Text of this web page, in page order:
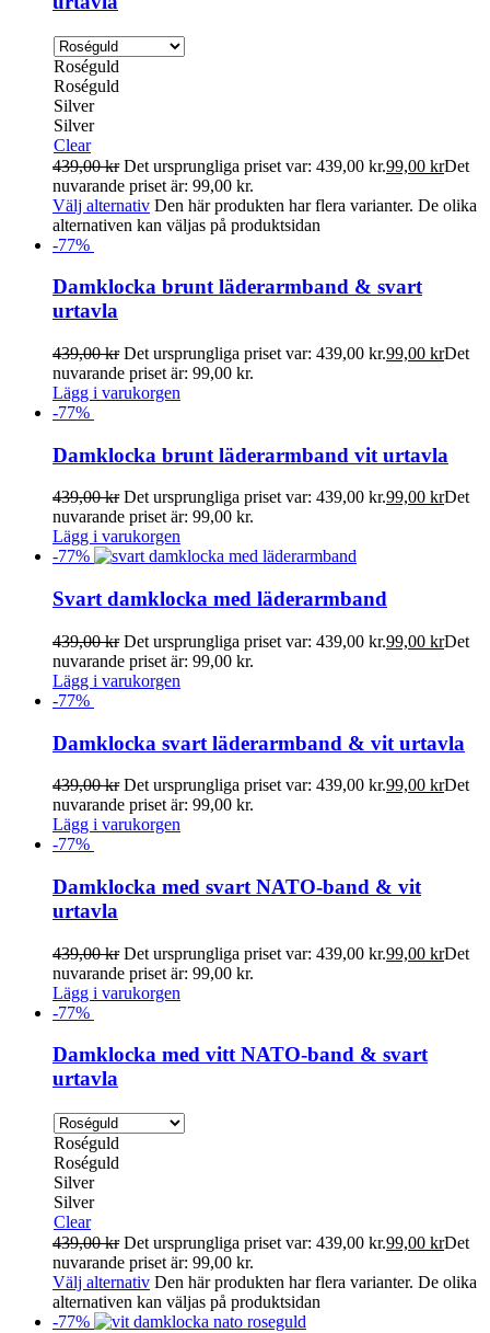
Roséguld
Roséguld
Silver
Silver
Clear
439,00kr Det ursprungliga priset var: 439,00 kr.99,00 krDet
nuvarande priset är: 99,00 kr.
Välj alternativ Den här produkten har flera varianter. De olika
alternativen kan väljas på produktsidan
-77%
Damklocka brunt läderarmband & svart
urtavla
439,00kr Det ursprungliga priset var: 439,00 kr.99,00 krDet
nuvarande priset är: 99,00 kr.
Lägg i varukorgen
-77%
Damklocka brunt läderarmband vit urtavla
439,00kr Det ursprungliga priset var: 439,00 kr.99,00 krDet
nuvarande priset är: 99,00 kr.
Lägg i varukorgen
-77%
Svart damklocka med läderarmband
439,00kr Det ursprungliga priset var: 439,00 kr.99,00 krDet
nuvarande priset är: 99,00 kr.
Lägg i varukorgen
-77%
Damklocka svart läderarmband & vit urtavla
439,00kr Det ursprungliga priset var: 439,00 kr.99,00 krDet
nuvarande priset är: 99,00 kr.
Lägg i varukorgen
-77%
Damklocka med svart NATO-band & vit
urtavla
439,00kr Det ursprungliga priset var: 439,00 kr.99,00 krDet
nuvarande priset är: 99,00 kr.
Lägg i varukorgen
-77%
Damklocka med vitt NATO-band & svart
urtavla
Roséguld
Roséguld
Silver
Silver
Clear
439,00kr Det ursprungliga priset var: 439,00 kr.99,00 krDet
nuvarande priset är: 99,00 kr.
Välj alternativ Den här produkten har flera varianter. De olika
alternativen kan väljas på produktsidan
-77%